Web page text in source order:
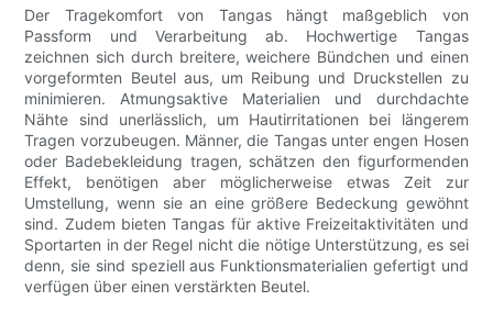
Der Tragekomfort von Tangas hängt maßgeblich von
Passform und Verarbeitung ab. Hochwertige Tangas
zeichnen sich durch breitere, weichere Bündchen und einen
vorgeformten Beutel aus, um Reibung und Druckstellen zu
minimieren. Atmungsaktive Materialien und durchdachte
Nähte sind unerlässlich, um Hautirritationen bei längerem
Tragen vorzubeugen. Männer, die Tangas unter engen Hosen
oder Badebekleidung tragen, schätzen den figurformenden
Effekt, benötigen aber möglicherweise etwas Zeit zur
Umstellung, wenn sie an eine größere Bedeckung gewöhnt
sind. Zudem bieten Tangas für aktive Freizeitaktivitäten und
Sportarten in der Regel nicht die nötige Unterstützung, es sei
denn, sie sind speziell aus Funktionsmaterialien gefertigt und
verfügen über einen verstärkten Beutel.